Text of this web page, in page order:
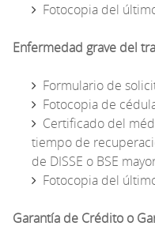
Fotocopia del
Enfermedad grave del
Formulario de
Fotocopia de
Certificado del
tiempo de
de DISSE o BSE
Fotocopia del
Garantía de Crédito o